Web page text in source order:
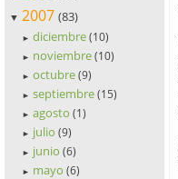
▼ 2007 (83)
► diciembre (10)
► noviembre (10)
► octubre (9)
► septiembre (15)
► agosto (1)
► julio (9)
► junio (6)
► mayo (6)